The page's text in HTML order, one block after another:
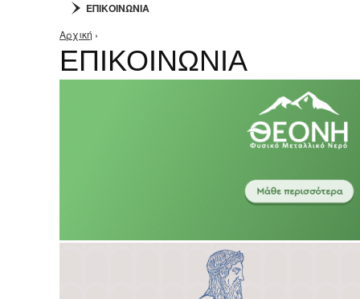
ΕΠΙΚΟΙΝΩΝΙΑ
Είστε εδώ
Αρχική ›
ΕΠΙΚΟΙΝΩΝΙΑ